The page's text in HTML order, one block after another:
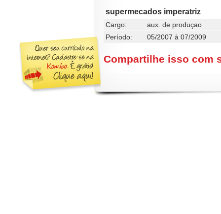
supermecados imperatriz
Cargo:
aux. de produçao
Período:
05/2007 à 07/2009
Compartilhe isso com